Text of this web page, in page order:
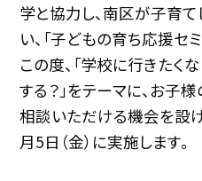
学と協力し、南区が子育
い、「子どもの育ち応援セ
この度、「学校に行きたく
する？」をテーマに、お子
相談いただける機会を設
月5日（金）に実施します。